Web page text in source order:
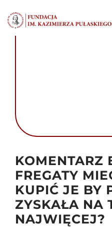
do
zawartości
KOMENTARZ
FREGATY
KUPIĆ JE BY
ZYSKAŁA NA
NAJWIĘCEJ?